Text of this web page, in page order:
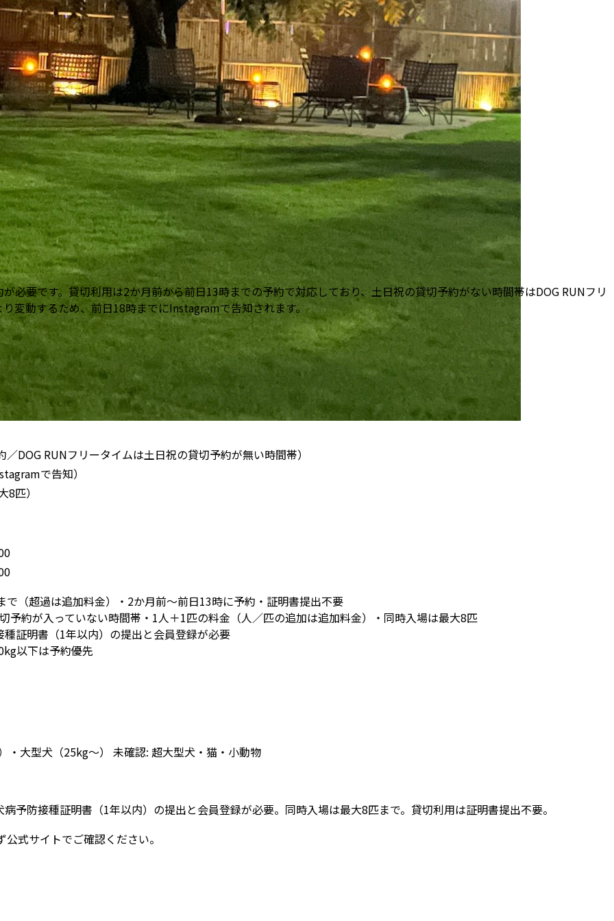
必要です。貸切利用は2か月前から前日13時までの予約で対応しており、土日祝の貸切予約がない時間帯はDOG RUNフリ
変動するため、前日18時までにInstagramで告知されます。
DOG RUNフリータイムは土日祝の貸切予約が無い時間帯）
で告知）
匹）
（超過は追加料金）・2か月前〜前日13時に予約・証明書提出不要
予約が入っていない時間帯・1人＋1匹の料金（人／匹の追加は追加料金）・同時入場は最大8匹
証明書（1年以内）の提出と会員登録が必要
以下は予約優先
大型犬（25kg〜） 未確認: 超大型犬・猫・小動物
予防接種証明書（1年以内）の提出と会員登録が必要。同時入場は最大8匹まで。貸切利用は証明書提出不要。
式サイトでご確認ください。